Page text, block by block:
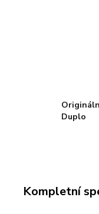
Duplo
Kompletní